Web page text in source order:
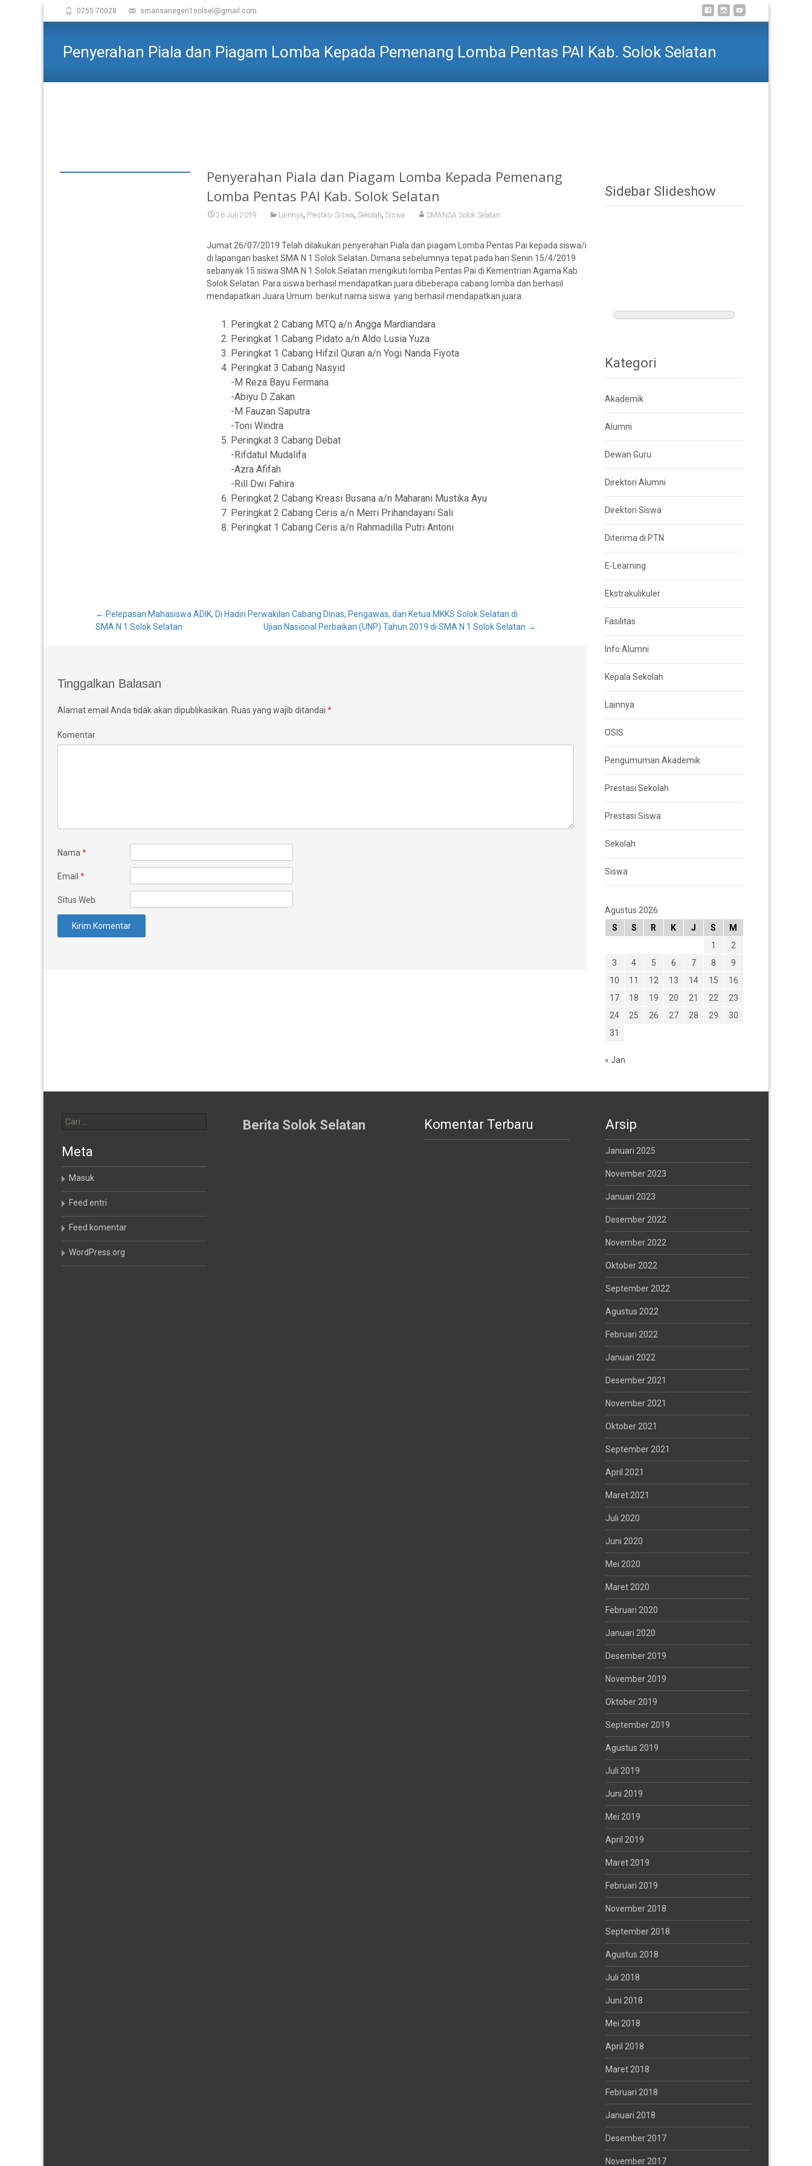
0755 70028 smansanegeri1solsel@gmail.com
Penyerahan Piala dan Piagam Lomba Kepada Pemenang Lomba Pentas PAI Kab. Solok Selatan
Penyerahan Piala dan Piagam Lomba Kepada Pemenang
Lomba Pentas PAI Kab. Solok Selatan
26 Juli 2019 Lainnya, Prestasi Siswa, Sekolah, Siswa SMANSA Solok Selatan
Jumat 26/07/2019 Telah dilakukan penyerahan Piala dan piagam Lomba Pentas Pai kepada siswa/i
di lapangan basket SMA N 1 Solok Selatan. Dimana sebelumnya tepat pada hari Senin 15/4/2019
sebanyak 15 siswa SMA N 1 Solok Selatan mengikuti lomba Pentas Pai di Kementrian Agama Kab.
Solok Selatan. Para siswa berhasil mendapatkan juara dibeberapa cabang lomba dan berhasil
mendapatkan Juara Umum. berikut nama siswa yang berhasil mendapatkan juara:
Peringkat 2 Cabang MTQ a/n Angga Mardiandara
Peringkat 1 Cabang Pidato a/n Aldo Lusia Yuza
Peringkat 1 Cabang Hifzil Quran a/n Yogi Nanda Fiyota
Peringkat 3 Cabang Nasyid
-M Reza Bayu Fermana
-Abiyu D Zakan
-M Fauzan Saputra
-Toni Windra
Peringkat 3 Cabang Debat
-Rifdatul Mudalifa
-Azra Afifah
-Rill Dwi Fahira
Peringkat 2 Cabang Kreasi Busana a/n Maharani Mustika Ayu
Peringkat 2 Cabang Ceris a/n Merri Prihandayani Sali
Peringkat 1 Cabang Ceris a/n Rahmadilla Putri Antoni
Post
← Pelepasan Mahasiswa ADIK, Di Hadiri Perwakilan Cabang Dinas, Pengawas, dan Ketua MKKS Solok Selatan di
SMA N 1 Solok Selatan
Ujian Nasional Perbaikan (UNP) Tahun 2019 di SMA N 1 Solok Selatan →
Tinggalkan Balasan
Alamat email Anda tidak akan dipublikasikan. Ruas yang wajib ditandai *
Komentar
Nama *
Email *
Situs Web
Sidebar Slideshow
Kategori
Akademik
Alumni
Dewan Guru
Direktori Alumni
Direktori Siswa
Diterima di PTN
E-Learning
Ekstrakulikuler
Fasilitas
Info Alumni
Kepala Sekolah
Lainnya
OSIS
Pengumuman Akademik
Prestasi Sekolah
Prestasi Siswa
Sekolah
Siswa
Agustus 2026
S
S R K J S
M
1
2
3
4 5 6 7 8
9
10
11 12 13 14 15
16
17
18 19 20 21 22
23
24
25 26 27 28 29
30
31
« Jan
untuk:
Berita Solok Selatan Komentar Terbaru Arsip
Januari 2025
November 2023
Januari 2023
Desember 2022
November 2022
Oktober 2022
September 2022
Agustus 2022
Februari 2022
Januari 2022
Desember 2021
November 2021
Oktober 2021
September 2021
April 2021
Maret 2021
Juli 2020
Juni 2020
Mei 2020
Maret 2020
Februari 2020
Januari 2020
Desember 2019
November 2019
Oktober 2019
September 2019
Agustus 2019
Juli 2019
Juni 2019
Mei 2019
April 2019
Maret 2019
Februari 2019
November 2018
September 2018
Agustus 2018
Juli 2018
Juni 2018
Mei 2018
April 2018
Maret 2018
Februari 2018
Januari 2018
Desember 2017
November 2017
Meta
Masuk
Feed entri
Feed komentar
WordPress.org